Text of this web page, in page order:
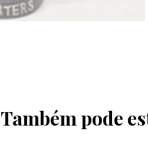
Também pode